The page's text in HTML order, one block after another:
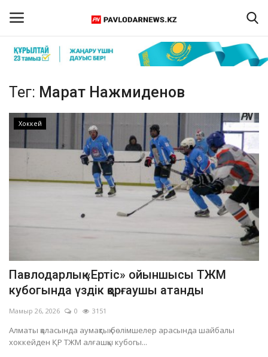
Тіркелу
Бізбен байланыс
ПАВЛОДАР ОБЛЫСЫ
ӘЛЕМ
Спорт
ОЙЫН-САУЫҚ
АРНАЙЫ ЖОБА
OFFICIAL
Тег: Марат Нажмиденов
Хоккей
Павлодарлық «Ертіс» ойыншысы ТЖМ
кубогында үздік қорғаушы атанды
Мамыр 26, 2026 0 3151
Алматы қаласында аумақтық бөлімшелер арасында шайбалы
хоккейден ҚР ТЖМ алғашқы кубогы...